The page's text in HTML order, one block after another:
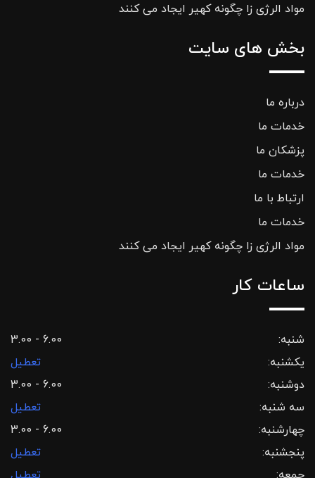
مواد الرژی زا چگونه کهیر ایجاد می کنند
بخش های سایت
درباره ما
خدمات ما
پزشکان ما
خدمات ما
ارتباط با ما
خدمات ما
مواد الرژی زا چگونه کهیر ایجاد می کنند
ساعات کار
شنبه:
3.00 - 6.00
یکشنبه:
تعطیل
دوشنبه:
3.00 - 6.00
سه شنبه:
تعطیل
چهارشنبه:
3.00 - 6.00
پنجشنبه:
تعطیل
جمعه:
تعطیل